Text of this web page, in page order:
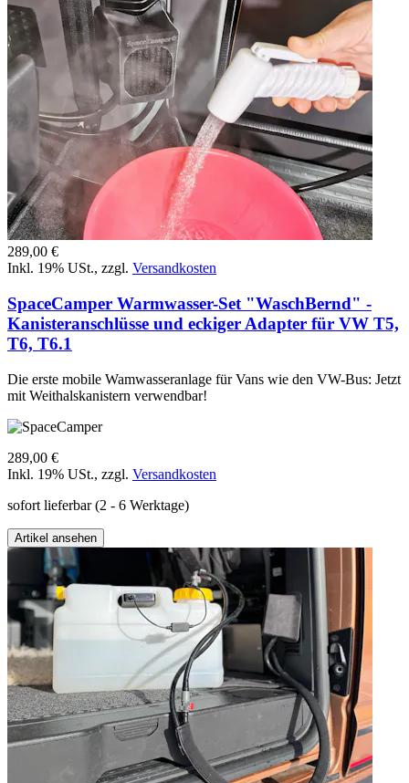
289,00 €
Inkl. 19% USt., zzgl. Versandkosten
SpaceCamper Warmwasser-Set "WaschBernd" -
Kanisteranschlüsse und eckiger Adapter für VW T5,
T6, T6.1
Die erste mobile Wamwasseranlage für Vans wie den VW-Bus: Jetzt
mit Weithalskanistern verwendbar!
289,00 €
Inkl. 19% USt., zzgl. Versandkosten
sofort lieferbar(2 - 6 Werktage)
Artikel ansehen